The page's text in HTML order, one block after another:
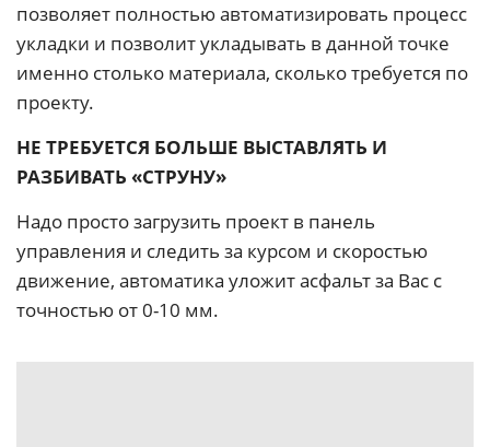
позволяет полностью автоматизировать процесс
укладки и позволит укладывать в данной точке
именно столько материала, сколько требуется по
проекту.
НЕ ТРЕБУЕТСЯ БОЛЬШЕ ВЫСТАВЛЯТЬ И
РАЗБИВАТЬ «СТРУНУ»
Надо просто загрузить проект в панель
управления и следить за курсом и скоростью
движение, автоматика уложит асфальт за Вас с
точностью от 0-10 мм.